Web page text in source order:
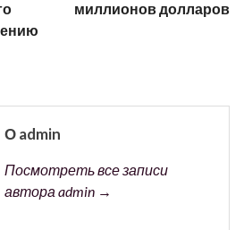
миллионов долларов
О admin
Посмотреть все записи
автора admin →